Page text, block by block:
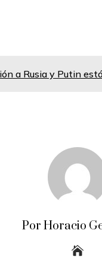
a Rusia y Putin
Por Horacio